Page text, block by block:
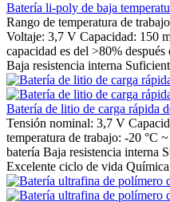
Batería li-poly de baja
Rango de temperatura de
Voltaje: 3,7 V Capacidad: 150
capacidad es del >80%
Baja resistencia interna
Batería de litio de carga rápida
Tensión nominal: 3,7 V
temperatura de trabajo: -20 °C
batería Baja resistencia interna
Excelente ciclo de vida